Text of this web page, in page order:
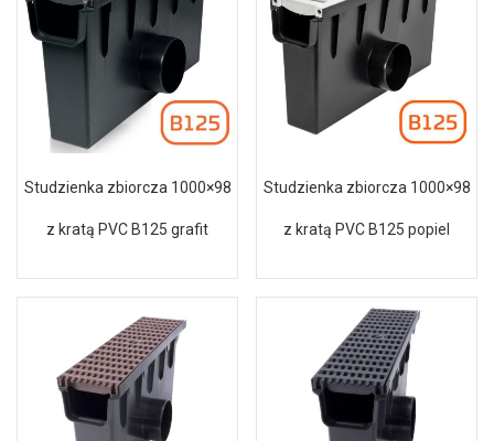
Studzienka zbiorcza 1000×98
z kratą PVC B125 grafit
Studzienka zbiorcza 1000×98
z kratą PVC B125 popiel